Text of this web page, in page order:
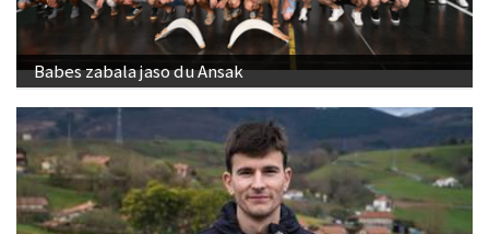
Babes zabala jaso du Ansak